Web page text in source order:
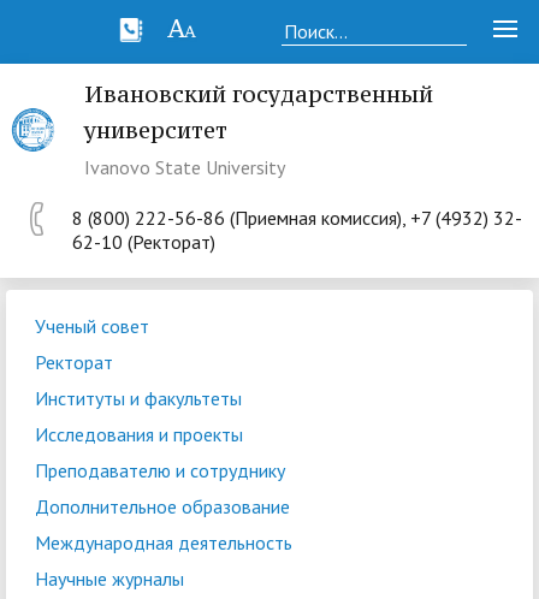
Ивановский государственный
университет
Ivanovo State University
8 (800) 222-56-86 (Приемная комиссия), +7 (4932) 32-
62-10 (Ректорат)
Ученый совет
Ректорат
Институты и факультеты
Исследования и проекты
Преподавателю и сотруднику
Дополнительное образование
Международная деятельность
Научные журналы